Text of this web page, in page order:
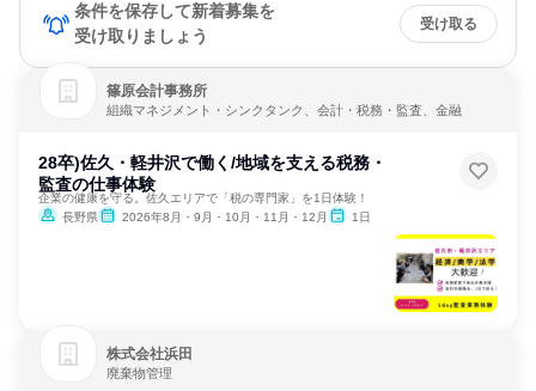
条件を保存して新着募集を
受け取りましょう
受け取る
篠原会計事務所
組織マネジメント・シンクタンク、会計・税務・監査、金融
28卒)佐久・軽井沢で働く/地域を支える税務・
監査の仕事体験
企業の健康を守る。佐久エリアで「税の専門家」を1日体験！
長野県
2026年8月・9月・10月・11月・12月 1日
株式会社浜田
廃棄物管理